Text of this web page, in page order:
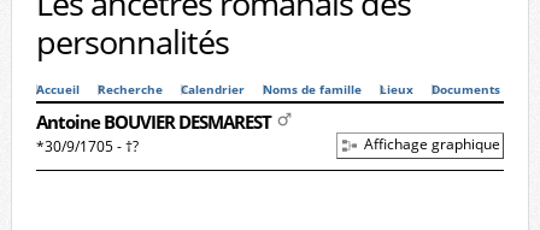
personnalités
Accueil Recherche Calendrier Noms de famille Lieux Documents
Antoine BOUVIER DESMAREST
*30/9/1705 - †? Affichage graphique